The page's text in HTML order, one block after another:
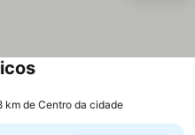
km de Centro da cidade